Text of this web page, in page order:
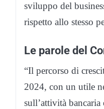
sviluppo del
rispetto allo stesso
Le parole del
“Il percorso di
2024, con un utile
sull’attività